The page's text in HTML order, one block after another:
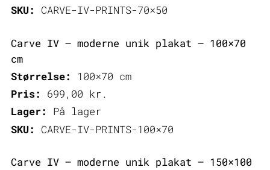
SKU:
CARVE-IV-PRINTS-70×50
Carve IV – moderne unik plakat – 100×70
cm
Størrelse:
100×70 cm
Pris:
699,00 kr.
Lager:
På lager
SKU:
CARVE-IV-PRINTS-100×70
Carve IV – moderne unik plakat – 150×100